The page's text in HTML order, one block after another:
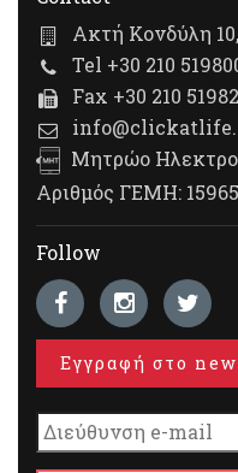
Ακτή Κονδύλη
Tel +30 210
Fax +30 210
Μητρώο
Αριθμός ΓΕΜΗ:
Follow
Εγγραφή στο